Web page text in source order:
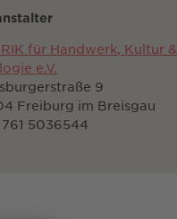
für Handwerk, Kultur &
e.V.
9
Freiburg im Breisgau
5036544